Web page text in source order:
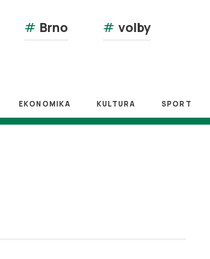
# Brno # volby
EKONOMIKA KULTURA SPORT